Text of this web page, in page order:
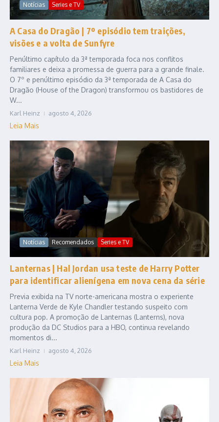
Notícias Series e TV
A Casa do Dragão | 7º episódio tem traições,
visões e a volta de Sunfyre
Penúltimo capítulo da 3ª temporada foca nos conflitos
familiares e deixa a promessa de guerra para a grande finale.
O 7º e penúltimo episódio da 3ª temporada de A Casa do
Dragão (House of the Dragon) transformou os bastidores de
W...
Karl Heinz agosto 4, 2026
Leia Mais
Notícias Recomendados Series e TV
Lanternas | Hal Jordan usa teste de Harry Potter
para identificar alienígena em nova cena da série
Previa exibida na TV norte-americana mostra o experiente
Lanterna Verde de Kyle Chandler testando suspeito com
cultura pop. A promoção de Lanternas (Lanterns), nova
produção da DC Studios para a HBO, continua revelando
momentos di...
Karl Heinz agosto 4, 2026
Leia Mais